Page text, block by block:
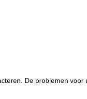
De problemen voor